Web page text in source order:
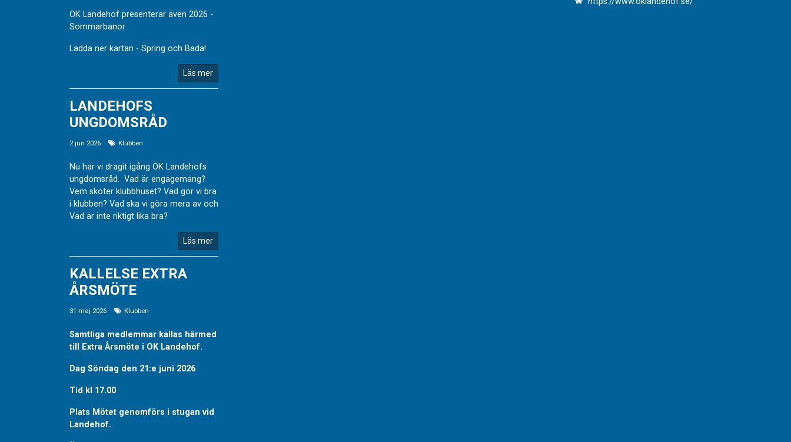
OK Landehof presenterar även 2026 -
Sommarbanor
Ladda ner kartan - Spring och Bada!
Läs mer
LANDEHOFS
UNGDOMSRÅD
2 jun 2026 Klubben
Nu har vi dragit igång OK Landehofs
ungdomsråd. Vad är engagemang?
Vem sköter klubbhuset? Vad gör vi bra
i klubben? Vad ska vi göra mera av och
Vad är inte riktigt lika bra?
Läs mer
KALLELSE EXTRA
ÅRSMÖTE
31 maj 2026 Klubben
Samtliga medlemmar kallas härmed
till Extra Årsmöte i OK Landehof.
Dag Söndag den 21:e juni 2026
Tid kl 17.00
Plats Mötet genomförs i stugan vid
Landehof.